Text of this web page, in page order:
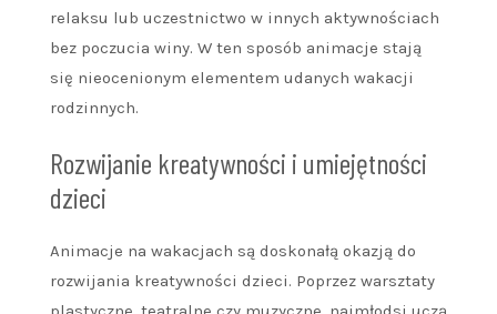
relaksu lub uczestnictwo w innych aktywnościach
bez poczucia winy. W ten sposób animacje stają
się nieocenionym elementem udanych wakacji
rodzinnych.
Rozwijanie kreatywności i umiejętności
dzieci
Animacje na wakacjach są doskonałą okazją do
rozwijania kreatywności dzieci. Poprzez warsztaty